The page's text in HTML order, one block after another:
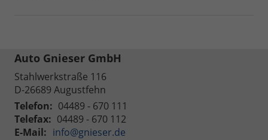
Auto Gnieser GmbH
Stahlwerkstraße 116
D-26689 Augustfehn
Telefon: 04489 - 670 111
Telefax: 04489 - 670 112
E-Mail: info@gnieser.de